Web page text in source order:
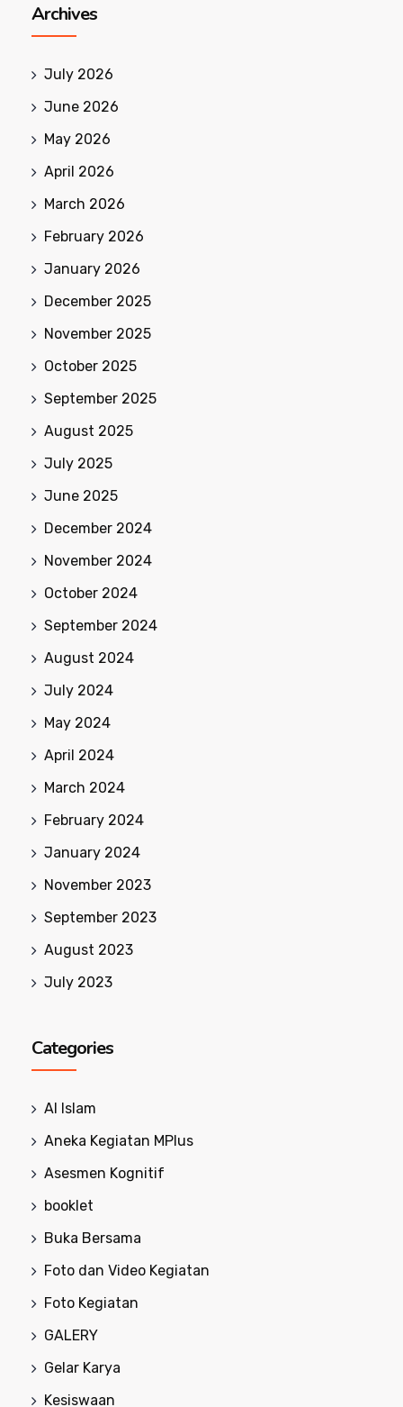
Archives
July 2026
June 2026
May 2026
April 2026
March 2026
February 2026
January 2026
December 2025
November 2025
October 2025
September 2025
August 2025
July 2025
June 2025
December 2024
November 2024
October 2024
September 2024
August 2024
July 2024
May 2024
April 2024
March 2024
February 2024
January 2024
November 2023
September 2023
August 2023
July 2023
Categories
Al Islam
Aneka Kegiatan MPlus
Asesmen Kognitif
booklet
Buka Bersama
Foto dan Video Kegiatan
Foto Kegiatan
GALERY
Gelar Karya
Kesiswaan